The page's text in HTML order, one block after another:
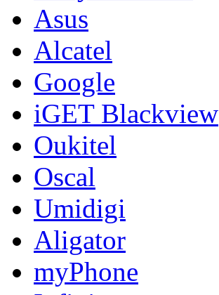
Asus
Alcatel
Google
iGET Blackview
Oukitel
Oscal
Umidigi
Aligator
myPhone